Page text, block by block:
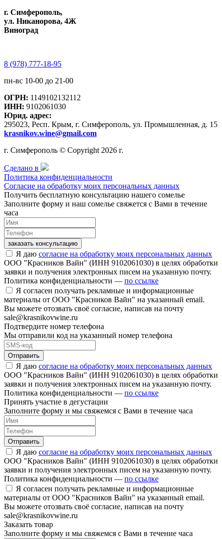
г. Симферополь,
ул. Никанорова, 4Ж
Виноград
8 (978) 777-18-95
пн-вс 10-00 до 21-00
ОГРН: 1149102132112
ИНН: 9102061030
Юрид. адрес:
295023, Респ. Крым, г. Симферополь, ул. Промышленная, д. 15
krasnikov.wine@gmail.com
г. Симферополь © Copyright 2026 г.
Сделано в
Политика конфиденциальности
Согласие на обработку моих персональных данных
Получить бесплатную консультацию нашего сомелье
Заполните форму и наш сомелье свяжется с Вами в течение
часа
заказать консультацию
Я даю согласие на обработку моих персональных данных
ООО "Красников Вайн" (ИНН 9102061030) в целях обработки
заявки и получения электронных писем на указанную почту.
Политика конфиденциальности — по ссылке
Я согласен получать рекламные и информационные
материалы от ООО "Красников Вайн" на указанный email.
Вы можете отозвать своё согласие, написав на почту
sale@krasnikovwine.ru
Подтвердите номер телефона
Мы отправили код на указанный номер телефона
Отправить
Я даю согласие на обработку моих персональных данных
ООО "Красников Вайн" (ИНН 9102061030) в целях обработки
заявки и получения электронных писем на указанную почту.
Политика конфиденциальности — по ссылке
Принять участие в дегустации
Заполните форму и мы свяжемся с Вами в течение часа
Отправить
Я даю согласие на обработку моих персональных данных
ООО "Красников Вайн" (ИНН 9102061030) в целях обработки
заявки и получения электронных писем на указанную почту.
Политика конфиденциальности — по ссылке
Я согласен получать рекламные и информационные
материалы от ООО "Красников Вайн" на указанный email.
Вы можете отозвать своё согласие, написав на почту
sale@krasnikovwine.ru
Заказать товар
Заполните форму и мы свяжемся с Вами в течение часа